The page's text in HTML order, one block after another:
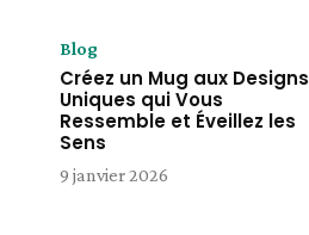
Blog
Créez un Mug aux Designs
Uniques qui Vous
Ressemble et Éveillez les
Sens
9 janvier 2026